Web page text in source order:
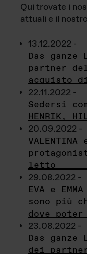
Qui trovate i
attuali e il
13.12.2022 -
Das
partner
acquisto
22.11.2022 -
Sedersi
HENRIK,
20.09.2022 -
letto
29.08.2022 -
EVA e
sono più
dove
23.08.2022 -
Das ganze
dei